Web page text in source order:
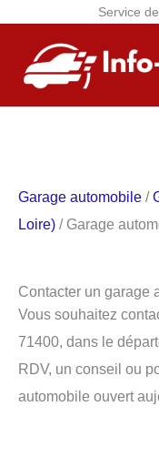
Service
contenu
Garage automobile /
Loire) / Garage
Contacter un garage
Vous souhaitez
71400, dans le
RDV, un conseil ou
automobile ouvert